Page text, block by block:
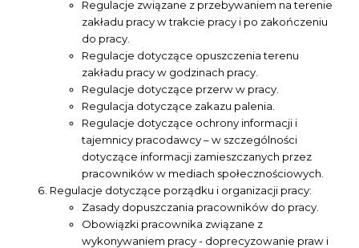
Regulacje związane z przebywaniem na terenie
zakładu pracy w trakcie pracy i po zakończeniu
do pracy.
Regulacje dotyczące opuszczenia terenu
zakładu pracy w godzinach pracy.
Regulacje dotyczące przerw w pracy.
Regulacja dotyczące zakazu palenia.
Regulacje dotyczące ochrony informacji i
tajemnicy pracodawcy – w szczególności
dotyczące informacji zamieszczanych przez
pracowników w mediach społecznościowych.
Regulacje dotyczące porządku i organizacji pracy:
Zasady dopuszczania pracowników do pracy.
Obowiązki pracownika związane z
wykonywaniem pracy - doprecyzowanie praw i